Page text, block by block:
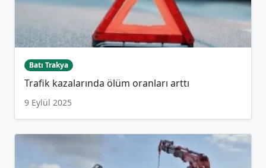
Batı Trakya
Trafik kazalarında ölüm oranları arttı
9 Eylül 2025